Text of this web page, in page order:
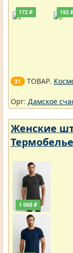
172 ₽ 192 ₽
31 ТОВАР.
Орг: Дамское
Женские
1 068 ₽